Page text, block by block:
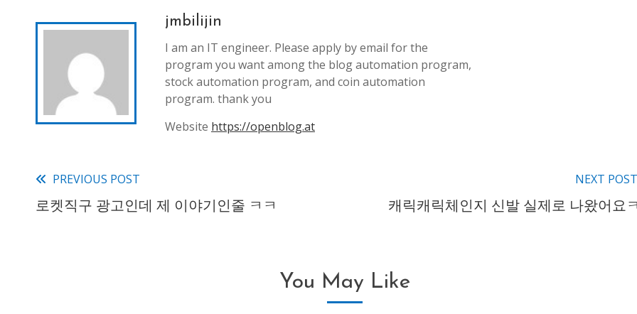
jmbilijin
I am an IT engineer. Please apply by email for the
program you want among the blog automation program,
stock automation program, and coin automation
program. thank you
Website https://openblog.at
Read
more
PREVIOUS POST
로켓직구 광고인데 제 이야기인줄 ㅋㅋ
NEXT POST
캐릭캐릭체인지 신발 실제로 나왔어요
You May Like